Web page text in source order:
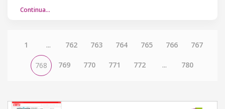
Continua…
1 ... 762 763 764 765 766 767
768 769 770 771 772 ... 780